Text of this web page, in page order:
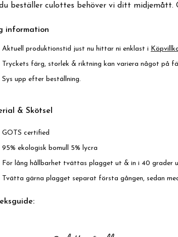
beställer culottes behöver vi ditt
information
Aktuell produktionstid just nu hittar ni enklast i
Tryckets färg, storlek & riktning kan variera något på
Sys upp efter beställning.
& Skötsel
GOTS certified
95% ekologisk bomull 5% lycra
För lång hållbarhet tvättas plagget ut & in i 40 grader
Tvätta gärna plagget separat första gången, sedan